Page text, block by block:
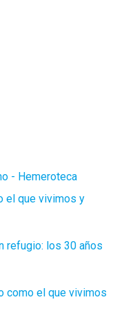
- Hemeroteca
el que vivimos y
refugio: los 30 años
como el que vivimos